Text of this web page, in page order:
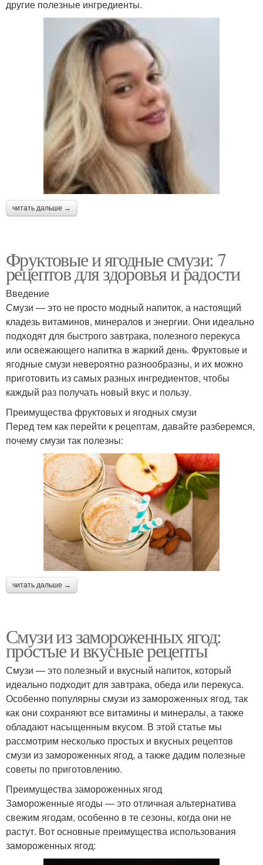
другие полезные ингредиенты.
читать дальше →
Фруктовые и ягодные смузи: 7
рецептов для здоровья и радости
Введение
Смузи — это не просто модный напиток, а настоящий
кладезь витаминов, минералов и энергии. Они идеально
подходят для быстрого завтрака, полезного перекуса
или освежающего напитка в жаркий день. Фруктовые и
ягодные смузи невероятно разнообразны, и их можно
приготовить из самых разных ингредиентов, чтобы
каждый раз получать новый вкус и пользу.
Преимущества фруктовых и ягодных смузи
Перед тем как перейти к рецептам, давайте разберемся,
почему смузи так полезны:
читать дальше →
Смузи из замороженных ягод:
простые и вкусные рецепты
Смузи — это полезный и вкусный напиток, который
идеально подходит для завтрака, обеда или перекуса.
Особенно популярны смузи из замороженных ягод, так
как они сохраняют все витамины и минералы, а также
обладают насыщенным вкусом. В этой статье мы
рассмотрим несколько простых и вкусных рецептов
смузи из замороженных ягод, а также дадим полезные
советы по приготовлению.
Преимущества замороженных ягод
Замороженные ягоды — это отличная альтернатива
свежим ягодам, особенно в те сезоны, когда они не
растут. Вот основные преимущества использования
замороженных ягод: